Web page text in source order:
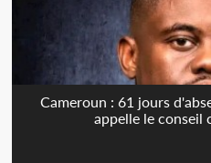
Cameroun : 61 jours
appelle le conseil